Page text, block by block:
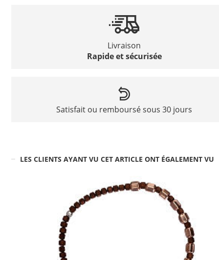
Livraison
Rapide et sécurisée
Satisfait ou remboursé sous 30 jours
LES CLIENTS AYANT VU CET ARTICLE ONT ÉGALEMENT VU